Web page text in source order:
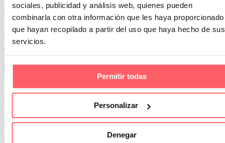
sociales, publicidad y análisis web, quienes pueden
combinarla con otra información que les haya proporcionado
que hayan recopilado a partir del uso que haya hecho de sus
servicios.
Permitir todas
Personalizar
Denegar
El estor noche y día está de moda. Adecuado para un estudio, una
cocina, un dormitorio o una habitación juvenil. Disponible en color
blanco, beige, gris perla, gris oscuro, chocolate, negro… Aportan un
aire moderno y original a cualquier estancia.
0
23 Abr 2019
El tejido más actual para todos los complementos del hogar
La colección Delhi del fabricante FROCA te enamorará para la
confección del textil de las estancias que quieras vestir o renovar. La
chenilla es un tejido suave y muy agradable con una disponibilidad
de colores muy amplia. Su apariencia de piel de melocotón es más
fresca que el terciopelo y un material muy resistente. Se puede lavar
en la lavadora y la durabilidad en el tiempo es alta.